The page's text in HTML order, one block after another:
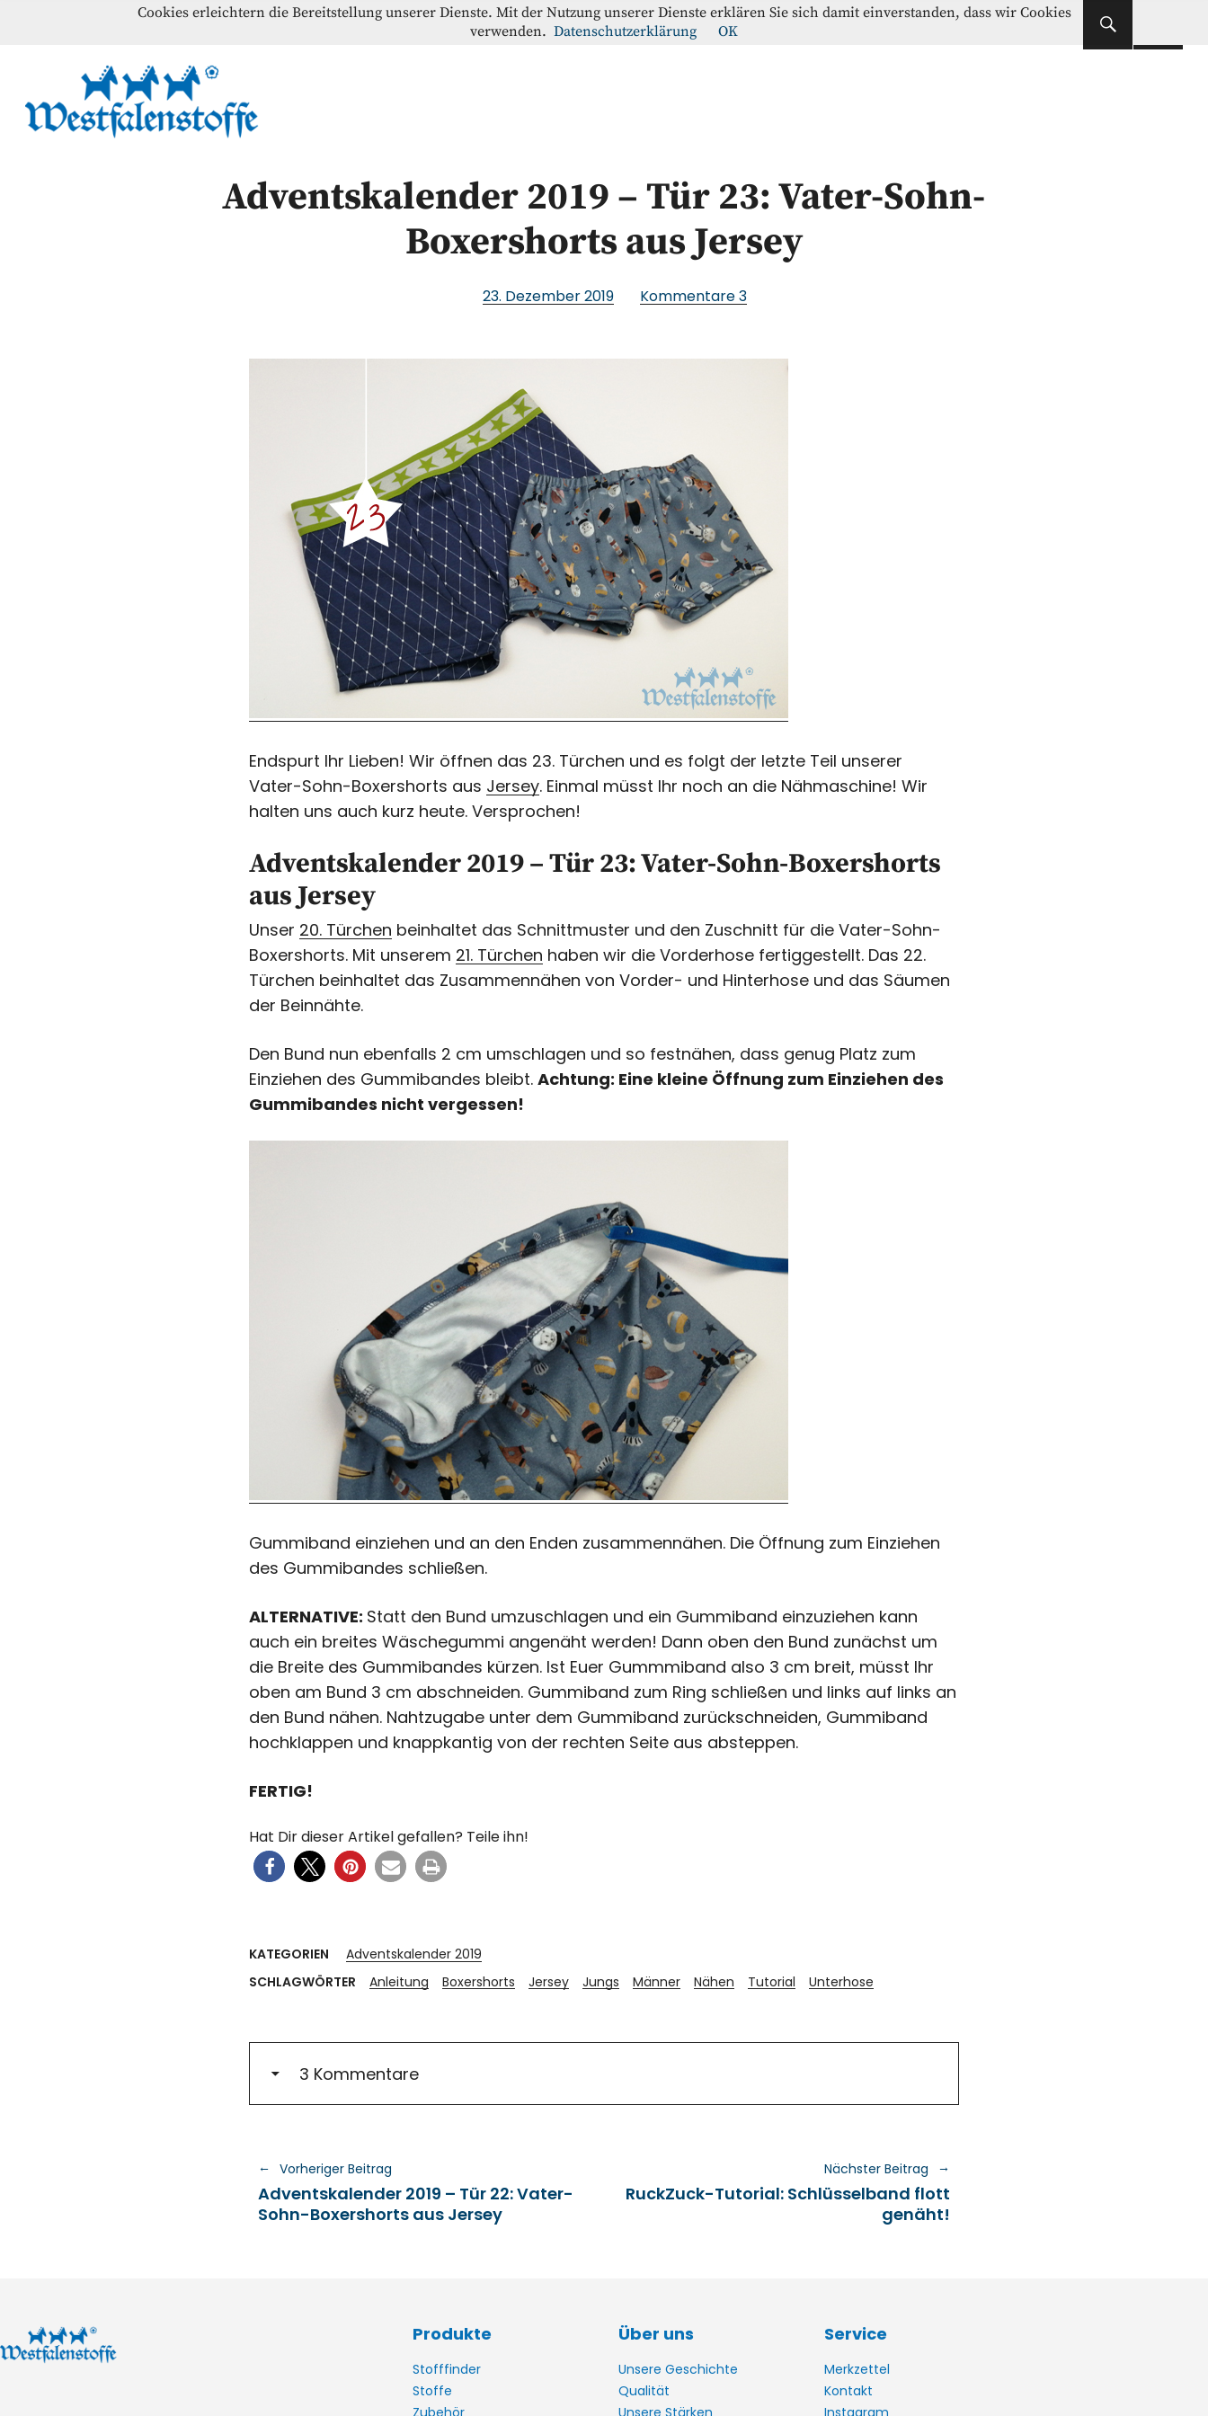
Westfalenstoffe-Blog
InstagramFacebook
Adventskalender 2019 – Tür 23: Vater-Sohn-
Boxershorts aus Jersey
23. Dezember 2019 Kommentare3
Endspurt Ihr Lieben! Wir öffnen das 23. Türchen und es folgt der letzte Teil unserer
Vater-Sohn-Boxershorts aus Jersey. Einmal müsst Ihr noch an die Nähmaschine! Wir
halten uns auch kurz heute. Versprochen!
Adventskalender 2019 – Tür 23: Vater-Sohn-Boxershorts
aus Jersey
Unser 20. Türchen beinhaltet das Schnittmuster und den Zuschnitt für die Vater-Sohn-
Boxershorts. Mit unserem 21. Türchen haben wir die Vorderhose fertiggestellt. Das 22.
Türchen beinhaltet das Zusammennähen von Vorder- und Hinterhose und das Säumen
der Beinnähte.
Den Bund nun ebenfalls 2 cm umschlagen und so festnähen, dass genug Platz zum
Einziehen des Gummibandes bleibt. Achtung: Eine kleine Öffnung zum Einziehen des
Gummibandes nicht vergessen!
Gummiband einziehen und an den Enden zusammennähen. Die Öffnung zum Einziehen
des Gummibandes schließen.
ALTERNATIVE: Statt den Bund umzuschlagen und ein Gummiband einzuziehen kann
auch ein breites Wäschegummi angenäht werden! Dann oben den Bund zunächst um
die Breite des Gummibandes kürzen. Ist Euer Gummmiband also 3 cm breit, müsst Ihr
oben am Bund 3 cm abschneiden. Gummiband zum Ring schließen und links auf links an
den Bund nähen. Nahtzugabe unter dem Gummiband zurückschneiden, Gummiband
hochklappen und knappkantig von der rechten Seite aus absteppen.
FERTIG!
Hat Dir dieser Artikel gefallen? Teile ihn!
KATEGORIEN
Adventskalender 2019
SCHLAGWÖRTER
Anleitung Boxershorts Jersey Jungs Männer Nähen Tutorial Unterhose
3 Kommentare
Vorheriger Beitrag
Adventskalender 2019 – Tür 22: Vater-
Sohn-Boxershorts aus Jersey
Nächster Beitrag
RuckZuck-Tutorial: Schlüsselband flott
genäht!
Produkte
Stofffinder
Stoffe
Zubehör
Über uns
Unsere Geschichte
Qualität
Unsere Stärken
Service
Merkzettel
Kontakt
Instagram
Cookies erleichtern die Bereitstellung unserer Dienste. Mit der Nutzung unserer Dienste erklären Sie sich damit einverstanden, dass wir Cookies
verwenden. Datenschutzerklärung OK